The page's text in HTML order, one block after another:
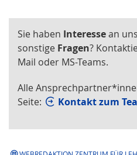
Sie haben Interessean
sonstige Fragen?
Mail oder MS-Teams.
Alle
Seite:
Kontakt zum